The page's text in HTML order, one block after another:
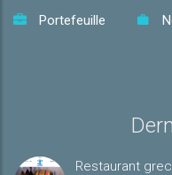
Portefeuille
Restaurant